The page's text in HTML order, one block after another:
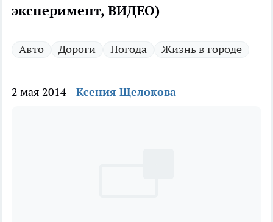
эксперимент, ВИДЕО)
Авто Дороги Погода Жизнь в городе
2 мая 2014 Ксения Щелокова